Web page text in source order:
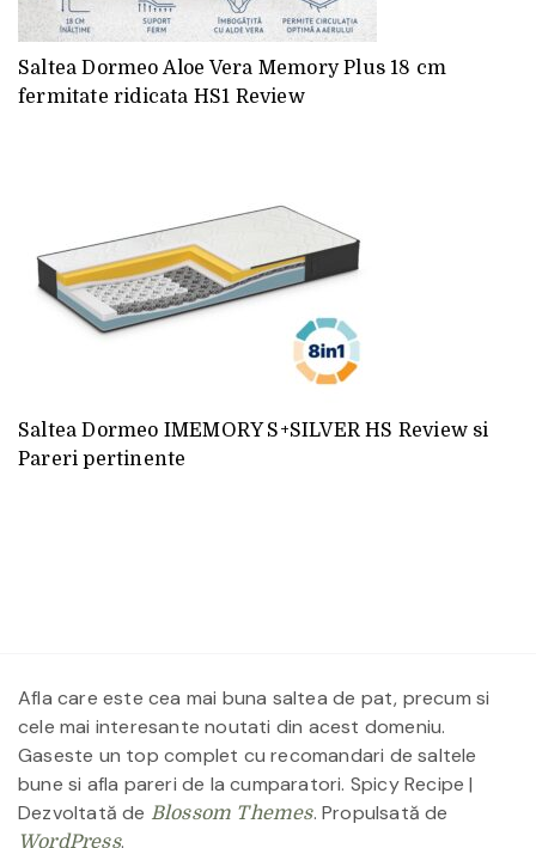
Saltea Dormeo Aloe Vera Memory Plus 18 cm
fermitate ridicata HS1 Review
Saltea Dormeo IMEMORY S+SILVER HS Review si
Pareri pertinente
Afla care este cea mai buna saltea de pat, precum si
cele mai interesante noutati din acest domeniu.
Gaseste un top complet cu recomandari de saltele
bune si afla pareri de la cumparatori. Spicy Recipe |
Dezvoltată de Blossom Themes. Propulsată de
WordPress.